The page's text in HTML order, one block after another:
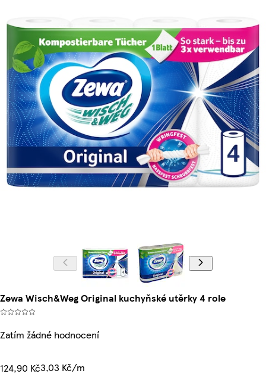
Zewa Wisch&Weg Original kuchyňské utěrky 4 role
Zatím žádné hodnocení
124,90 Kč3,03 Kč/m